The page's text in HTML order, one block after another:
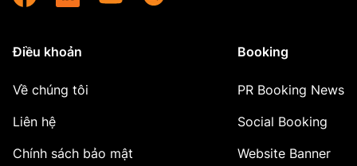
Điều khoản
Về chúng tôi
Liên hệ
Chính sách bảo mật
Booking
PR Booking News
Social Booking
Website Banner